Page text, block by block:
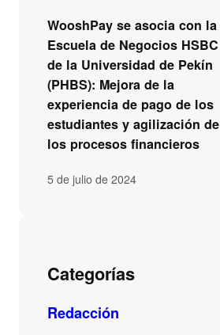
WooshPay se asocia con la
Escuela de Negocios HSBC
de la Universidad de Pekín
(PHBS): Mejora de la
experiencia de pago de los
estudiantes y agilización de
los procesos financieros
5 de julio de 2024
Categorías
Redacción